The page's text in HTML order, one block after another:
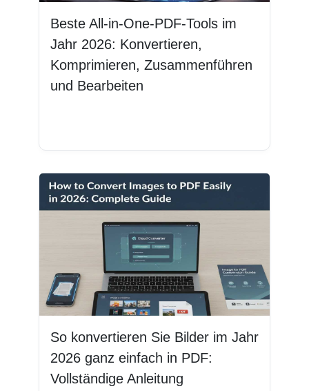
Beste All-in-One-PDF-Tools im
Jahr 2026: Konvertieren,
Komprimieren, Zusammenführen
und Bearbeiten
So konvertieren Sie Bilder im Jahr
2026 ganz einfach in PDF:
Vollständige Anleitung